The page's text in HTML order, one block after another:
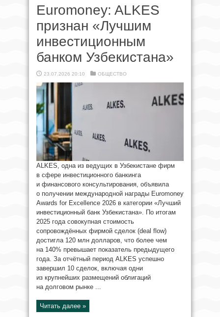
Euromoney: ALKES
признан «Лучшим
инвестиционным
банком Узбекистана»
23.07.2026 20:10 ОБЩЕСТВО
ALKES, одна из ведущих в Узбекистане фирм
в сфере инвестиционного банкинга
и финансового консультирования, объявила
о получении международной награды Euromoney
Awards for Excellence 2026 в категории «Лучший
инвестиционный банк Узбекистана». По итогам
2025 года совокупная стоимость
сопровождённых фирмой сделок (deal flow)
достигла 120 млн долларов, что более чем
на 140% превышает показатель предыдущего
года. За отчётный период ALKES успешно
завершил 10 сделок, включая одни
из крупнейших размещений облигаций
на долговом рынке ...
Читать далее »